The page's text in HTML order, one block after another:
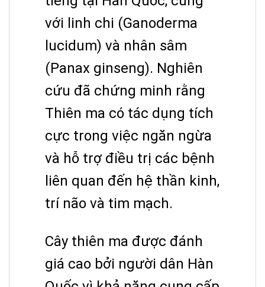
với linh chi (Ganoderma
lucidum) và nhân sâm
(Panax ginseng). Nghiên
cứu đã chứng minh rằng
Thiên ma có tác dụng tích
cực trong việc ngăn ngừa
và hỗ trợ điều trị các bệnh
liên quan đến hệ thần kinh,
trí não và tim mạch.
Cây thiên ma được đánh
giá cao bởi người dân Hàn